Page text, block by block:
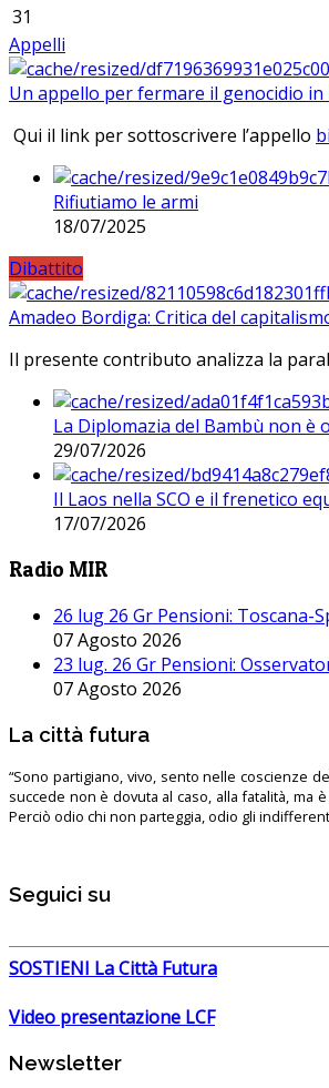
31
Appelli
Un appello per fermare il genocidio in
Qui il link per sottoscrivere l’appello
Rifiutiamo le armi
18/07/2025
Dibattito
Amadeo Bordiga: Critica del
Il presente contributo analizza la
La Diplomazia del Bambù non
29/07/2026
Il Laos nella SCO e il frenetico
17/07/2026
Radio MIR
26 lug 26 Gr Pensioni: Toscana-
07 Agosto 2026
23 lug. 26 Gr Pensioni:
07 Agosto 2026
La città futura
“Sono partigiano, vivo, sento nelle coscienze
succede non è dovuta al caso, alla fatalità, ma
Perciò odio chi non parteggia, odio gli
Seguici su
SOSTIENI La Città Futura
Video presentazione LCF
Newsletter